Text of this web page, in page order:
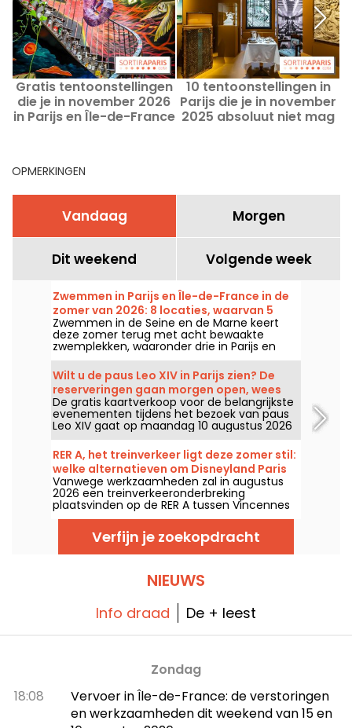
Gratis tentoonstellingen
die je in november 2026
in Parijs en Île-de-France
10 tentoonstellingen in
Parijs die je in november
2025 absoluut niet mag
OPMERKINGEN
Vandaag Morgen
Dit weekend Volgende week
Zwemmen in Parijs en Île-de-France in de
zomer van 2026: 8 locaties, waarvan 5
gratis langs de Seine en de Marne
Zwemmen in de Seine en de Marne keert
deze zomer terug met acht bewaakte
zwemplekken, waaronder drie in Parijs en
een gloednieuwe plek in Seine-Saint-Denis.
Ze staan vanaf 20 juni klaar voor sommigen
en vanaf 4 juli voor anderen, tot eind
augustus 2026.
Wilt u de paus Leo XIV in Parijs zien? De
reserveringen gaan morgen open, wees
paraat!
De gratis kaartverkoop voor de belangrijkste
evenementen tijdens het bezoek van paus
Leo XIV gaat op maandag 10 augustus 2026
om 12.00 uur van start. Inschrijvingsplatform,
bevestiging, toegang zonder reservering: dit
is wat u moet weten voordat u probeert een
plek te bemachtigen.
RER A, het treinverkeer ligt deze zomer stil:
welke alternatieven om Disneyland Paris
te bereiken?
Vanwege werkzaamheden zal in augustus
2026 een treinverkeeronderbreking
plaatsvinden op de RER A tussen Vincennes
en Noisy-le-Grand Mont d'Est. Dus, wat zijn
de alternatieven om met het openbaar
vervoer naar Disneyland Parijs te reizen? Wij
geven u hier antwoord op.
Verfijn je zoekopdracht
NIEUWS
Info draad De + leest
Zondag
18:08
Vervoer in Île-de-France: de verstoringen
en werkzaamheden dit weekend van 15 en